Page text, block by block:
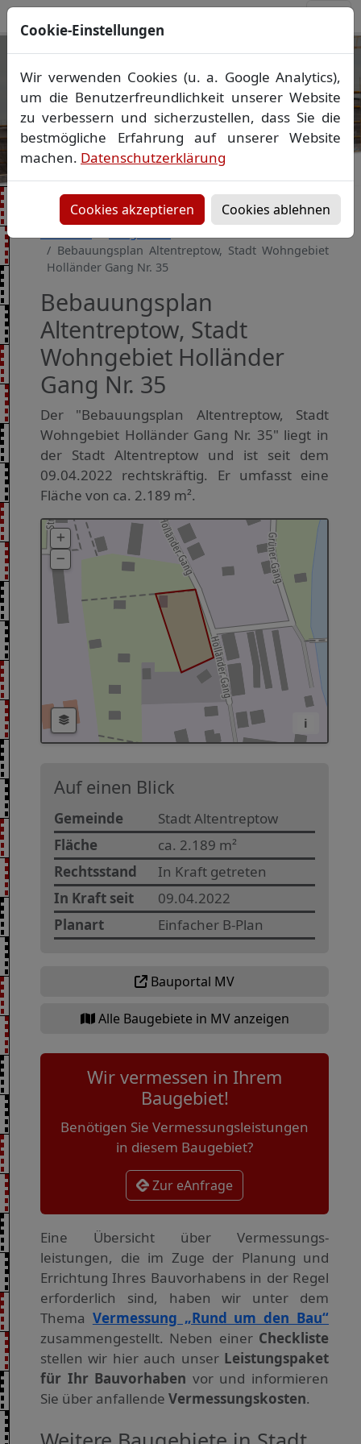
Ihr Vermessungsbüro in
Mecklenburg-Vorpommern
Wir vermessen Ihr Grundstück
Lageplan Absteckung▪Bauvermessung ▪
Gebäudeeinmessung
Grenzfeststellung▪Amtliche Auskünfte und
Vorheriges Bild
Bebauungsplan Altentreptow, Stadt Wohngebiet
Holländer Gang Nr. 35
Bebauungsplan
Altentreptow, Stadt
Wohngebiet Holländer
Gang Nr. 35
Der "Bebauungsplan Altentreptow, Stadt
Wohngebiet Holländer Gang Nr. 35" liegt in
der Stadt Altentreptow und ist seit dem
09.04.2022 rechtskräftig. Er umfasst eine
Fläche von ca. 2.189 m².
i
Auf einen Blick
Gemeinde
Stadt Altentreptow
Fläche
ca. 2.189 m²
Rechtsstand
In Kraft getreten
In Kraft seit
09.04.2022
Planart
Einfacher B-Plan
Bauportal MV
Alle Baugebiete in MV anzeigen
Wir vermessen in Ihrem
Baugebiet!
Benötigen Sie Vermessungsleistungen
in diesem Baugebiet?
Zur eAnfrage
Eine Übersicht über Vermessungs­
leistungen, die im Zuge der Planung und
Errichtung Ihres Bauvorhabens in der Regel
erforderlich sind, haben wir unter dem
Thema Vermessung „Rund um den Bau“
zusammengestellt. Neben einer Checkliste
stellen wir hier auch unser Leistungspaket
für Ihr Bauvorhaben vor und informieren
Sie über anfallende Vermessungskosten.
Cookie-Einstellungen
Wir verwenden Cookies (u. a. Google Analytics),
um die Benutzerfreundlichkeit unserer Website
zu verbessern und sicherzustellen, dass Sie die
bestmögliche Erfahrung auf unserer Website
machen. Datenschutzerklärung
Cookies akzeptieren Cookies ablehnen